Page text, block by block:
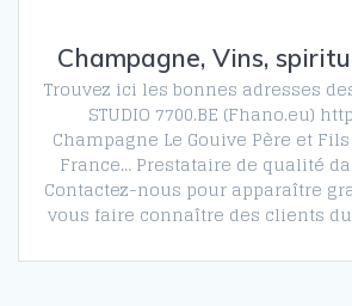
Champagne, Vins,
Trouvez ici les bonnes adresses
STUDIO 7700.BE (Fhano.eu)
Champagne Le Gouive Père et
France… Prestataire de qualité
Contactez-nous pour apparaître
vous faire connaître des clients du